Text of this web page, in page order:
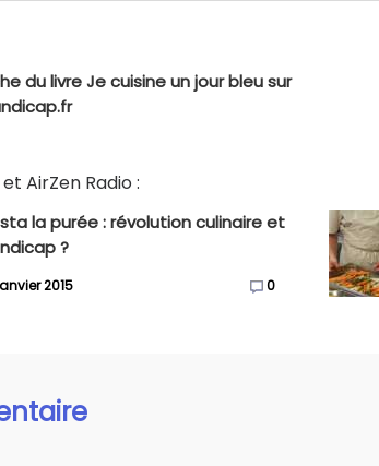
du livre Je cuisine un jour bleu sur
AirZen Radio :
la purée : révolution culinaire et
?
2015 0